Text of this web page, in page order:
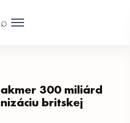
⌕
300 miliárd
britskej